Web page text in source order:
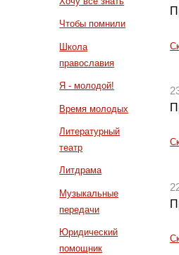
Чтобы помнили
Школа
православия
Я - молодой!
Время молодых
Литературный
театр
Литдрама
Музыкальные
передачи
Юридический
помощник